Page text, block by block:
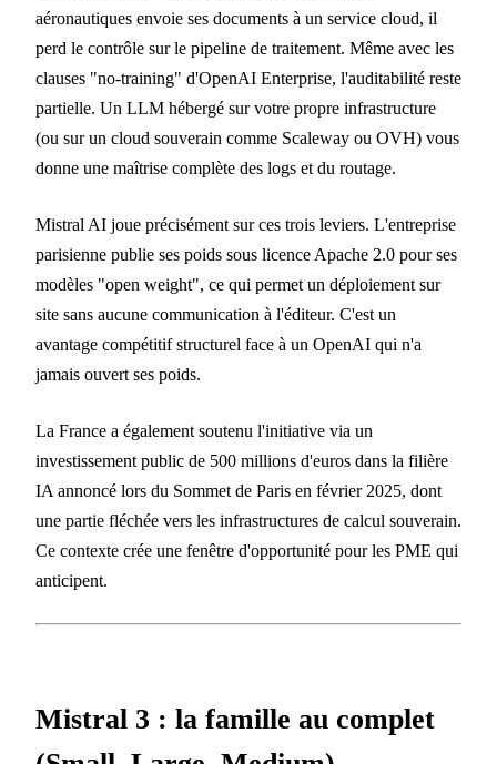
aéronautiques envoie ses documents à un service cloud, il
perd le contrôle sur le pipeline de traitement. Même avec les
clauses "no-training" d'OpenAI Enterprise, l'auditabilité reste
partielle. Un LLM hébergé sur votre propre infrastructure
(ou sur un cloud souverain comme Scaleway ou OVH) vous
donne une maîtrise complète des logs et du routage.
Mistral AI joue précisément sur ces trois leviers. L'entreprise
parisienne publie ses poids sous licence Apache 2.0 pour ses
modèles "open weight", ce qui permet un déploiement sur
site sans aucune communication à l'éditeur. C'est un
avantage compétitif structurel face à un OpenAI qui n'a
jamais ouvert ses poids.
La France a également soutenu l'initiative via un
investissement public de 500 millions d'euros dans la filière
IA annoncé lors du Sommet de Paris en février 2025, dont
une partie fléchée vers les infrastructures de calcul souverain.
Ce contexte crée une fenêtre d'opportunité pour les PME qui
anticipent.
Mistral 3 : la famille au complet